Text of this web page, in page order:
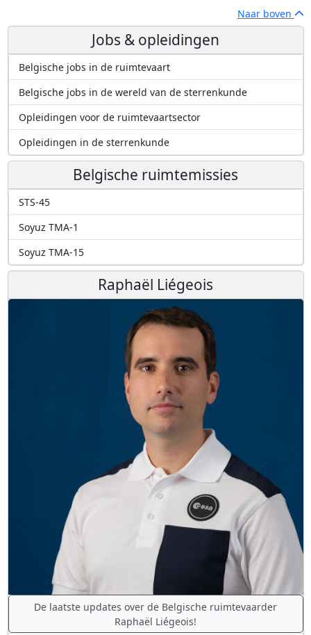
Naar boven
Jobs & opleidingen
Belgische jobs in de ruimtevaart
Belgische jobs in de wereld van de sterrenkunde
Opleidingen voor de ruimtevaartsector
Opleidingen in de sterrenkunde
Belgische ruimtemissies
STS-45
Soyuz TMA-1
Soyuz TMA-15
Raphaël Liégeois
De laatste updates over de Belgische ruimtevaarder
Raphaël Liégeois!